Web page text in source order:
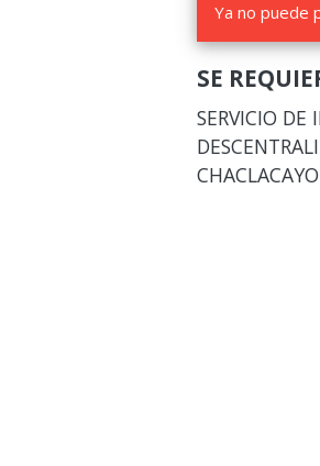
Ya no puede
SE
SERVICIO DE
CHACLACAYO